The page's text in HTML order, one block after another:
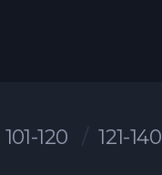
101-120 121-140